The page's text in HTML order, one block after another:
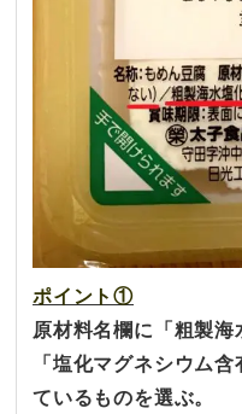
ポイント①
原材料名欄に「粗製
「 塩化マグネシウム含
ているものを選ぶ。